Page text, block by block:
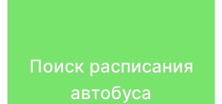
Поиск расписания
автобуса